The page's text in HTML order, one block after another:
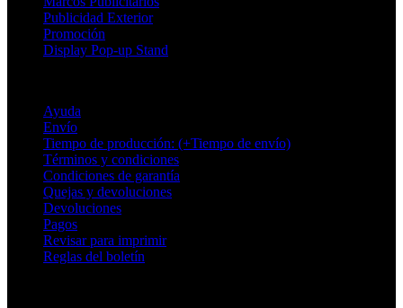
Publicidad Exterior
Promoción
Display Pop-up Stand
Ayuda
Envío
Tiempo de producción: (+Tiempo de envío)
Términos y condiciones
Condiciones de garantía
Quejas y devoluciones
Devoluciones
Pagos
Revisar para imprimir
Reglas del boletín